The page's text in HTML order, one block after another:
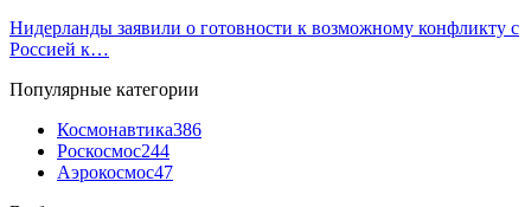
Нидерланды заявили о готовности к возможному конфликту с
Россией к…
Популярные категории
Космонавтика386
Роскосмос244
Аэрокосмос47